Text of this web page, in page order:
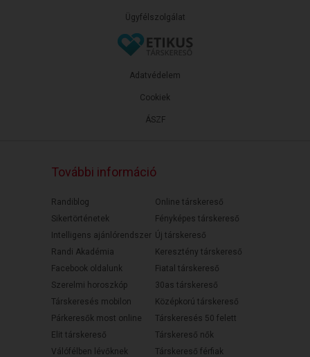
Ügyfélszolgálat
ÁSZF
Adatvédelem
Cookiek
További információ
Randiblog
Sikertörténetek
Intelligens ajánlórendszer
Randi Akadémia
Facebook oldalunk
Szerelmi horoszkóp
Társkeresés mobilon
Párkeresők most online
Elit társkereső
Válófélben lévőknek
Online társkereső
Fényképes társkereső
Új társkereső
Keresztény társkereső
Fiatal társkereső
30as társkereső
Középkorú társkereső
Társkeresés 50 felett
Társkereső nők
Társkereső férfiak